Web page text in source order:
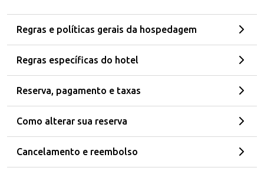
Regras e políticas gerais da hospedagem
Regras específicas do hotel
Reserva, pagamento e taxas
Como alterar sua reserva
Cancelamento e reembolso